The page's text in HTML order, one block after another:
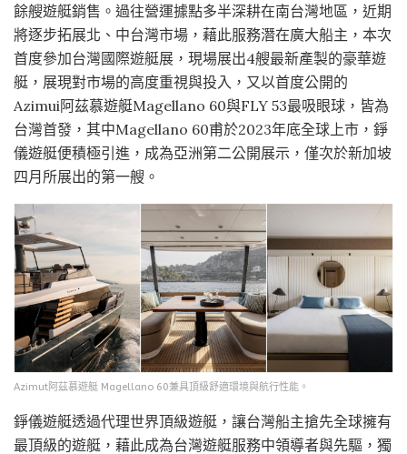
餘艘遊艇銷售。過往營運據點多半深耕在南台灣地區，近期
將逐步拓展北、中台灣市場，藉此服務潛在廣大船主，本次
首度參加台灣國際遊艇展，現場展出4艘最新產製的豪華遊
艇，展現對市場的高度重視與投入，又以首度公開的
Azimui阿茲慕遊艇Magellano 60與FLY 53最吸眼球，皆為
台灣首發，其中Magellano 60甫於2023年底全球上市，錚
儀遊艇便積極引進，成為亞洲第二公開展示，僅次於新加坡
四月所展出的第一艘。
Azimut阿茲慕遊艇 Magellano 60兼具頂級舒適環境與航行性能。
錚儀遊艇透過代理世界頂級遊艇，讓台灣船主搶先全球擁有
最頂級的遊艇，藉此成為台灣遊艇服務中領導者與先驅，獨